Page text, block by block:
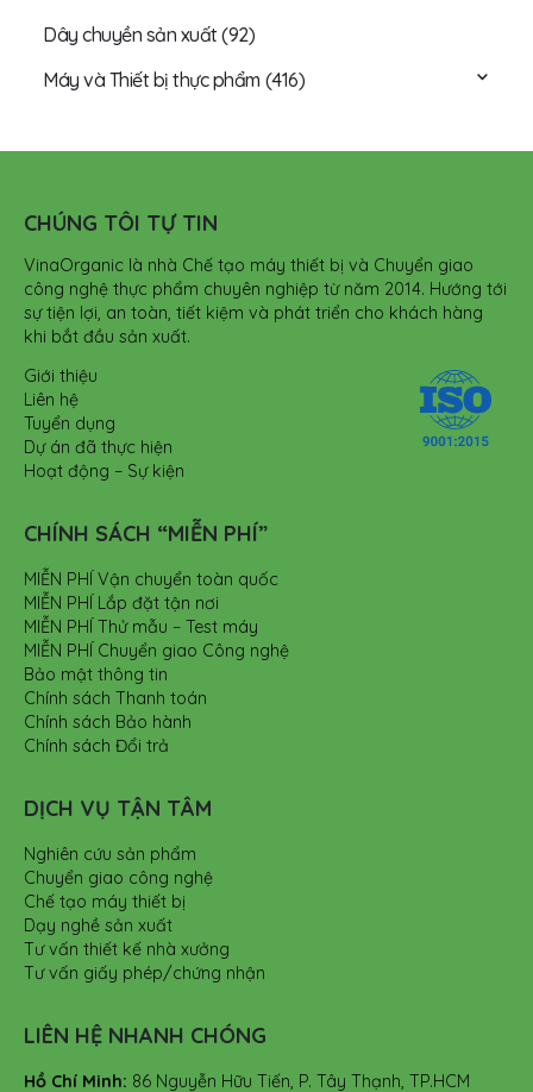
Dây chuyền sản xuất(92)
Máy và Thiết bị thực phẩm (416)
CHÚNG TÔI TỰ TIN
VinaOrganic là nhà Chế tạo máy thiết bị và Chuyển giao
công nghệ thực phẩm chuyên nghiệp từ năm 2014. Hướng tới
sự tiện lợi, an toàn, tiết kiệm và phát triển cho khách hàng
khi bắt đầu sản xuất.
Giới thiệu
Liên hệ
Tuyển dụng
Dự án đã thực hiện
Hoạt động – Sự kiện
CHÍNH SÁCH “MIỄN PHÍ”
MIỄN PHÍ Vận chuyển toàn quốc
MIỄN PHÍ Lắp đặt tận nơi
MIỄN PHÍ Thử mẫu – Test máy
MIỄN PHÍ Chuyển giao Công nghệ
Bảo mật thông tin
Chính sách Thanh toán
Chính sách Bảo hành
Chính sách Đổi trả
DỊCH VỤ TẬN TÂM
Nghiên cứu sản phẩm
Chuyển giao công nghệ
Chế tạo máy thiết bị
Dạy nghề sản xuất
Tư vấn thiết kế nhà xưởng
Tư vấn giấy phép/chứng nhận
LIÊN HỆ NHANH CHÓNG
Hồ Chí Minh: 86 Nguyễn Hữu Tiến, P. Tây Thạnh, TP.HCM